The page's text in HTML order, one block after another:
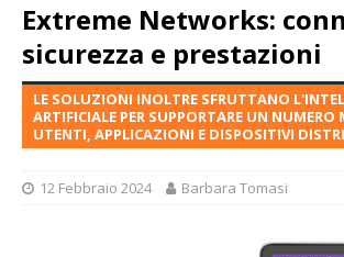
Extreme Networks:
sicurezza e prestazioni
LE SOLUZIONI INOLTRE SFRUTTANO
ARTIFICIALE PER SUPPORTARE UN NUMERO
UTENTI, APPLICAZIONI E DISPOSITIVI
12 Febbraio 2024 Barbara Tomasi